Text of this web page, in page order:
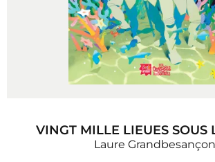
VINGT MILLE LIEUES SOUS
Laure Grandbesançon